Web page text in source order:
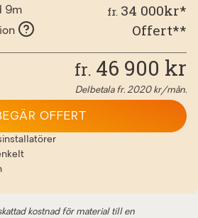
9m fr. 34 000kr*
Offert**
fr. 46 900 kr
Delbetala fr. 2020kr/mån.
OFFERT
kostnad för material till en